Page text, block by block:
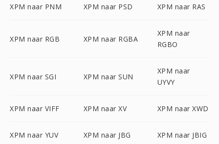
XPM naar PNM XPM naar PSD XPM naar RAS
XPM naar RGB XPM naar RGBA
XPM naar
RGBO
XPM naar SGI XPM naar SUN
XPM naar
UYVY
XPM naar VIFF XPM naar XV XPM naar XWD
XPM naar YUV XPM naar JBG XPM naar JBIG